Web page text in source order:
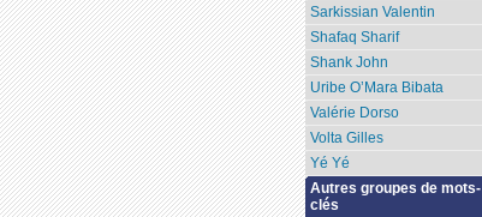
Sarkissian Valentin
Shafaq Sharif
Shank John
Uribe O’Mara Bibata
Valérie Dorso
Volta Gilles
Yé Yé
Autres groupes de mots-
clés